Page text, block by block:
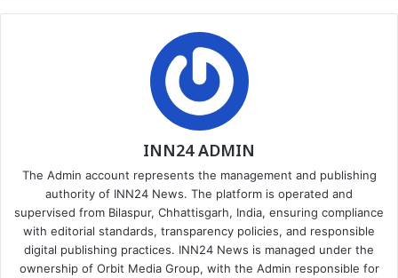
INN24 ADMIN
The Admin account represents the management and publishing
authority of INN24 News. The platform is operated and
supervised from Bilaspur, Chhattisgarh, India, ensuring compliance
with editorial standards, transparency policies, and responsible
digital publishing practices. INN24 News is managed under the
ownership of Orbit Media Group, with the Admin responsible for